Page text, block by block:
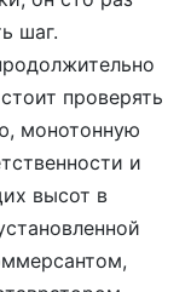
шаг.
проверять
монотонную
и
высот в